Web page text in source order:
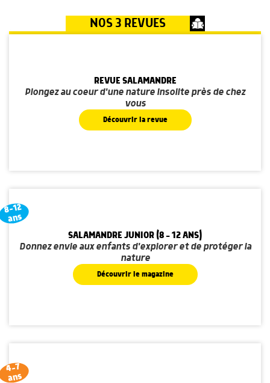
NOS 3 REVUES
REVUE SALAMANDRE
Plongez au coeur d'une nature insolite près de chez
vous
Découvrir la revue
8-12
ans
SALAMANDRE JUNIOR (8 - 12 ANS)
Donnez envie aux enfants d'explorer et de protéger la
nature
Découvrir le magazine
4-7
ans